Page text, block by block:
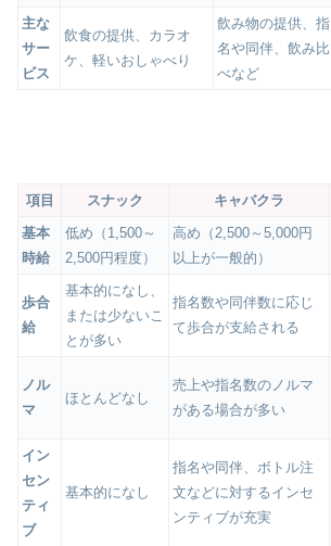
主な
サー
ビス
飲食の提供、カラオ
ケ、軽いおしゃべり
飲み物の提供、指
名や同伴、飲み比
べなど
項目 スナック キャバクラ
基本
時給
低め（1,500～
2,500円程度）
高め（2,500～5,000円
以上が一般的）
歩合
給
基本的になし、
または少ないこ
とが多い
指名数や同伴数に応じ
て歩合が支給される
ノル
マ
ほとんどなし
売上や指名数のノルマ
がある場合が多い
イン
セン
ティ
ブ
基本的になし
指名や同伴、ボトル注
文などに対するインセ
ンティブが充実